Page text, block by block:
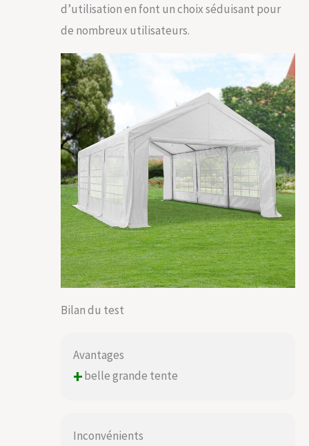
d’utilisation en font un choix séduisant pour
de nombreux utilisateurs.
Bilan du test
Avantages
+belle grande tente
Inconvénients